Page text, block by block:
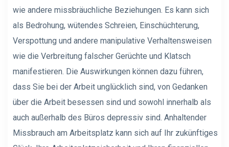
wie andere missbräuchliche Beziehungen. Es kann sich
als Bedrohung, wütendes Schreien, Einschüchterung,
Verspottung und andere manipulative Verhaltensweisen
wie die Verbreitung falscher Gerüchte und Klatsch
manifestieren. Die Auswirkungen können dazu führen,
dass Sie bei der Arbeit unglücklich sind, von Gedanken
über die Arbeit besessen sind und sowohl innerhalb als
auch außerhalb des Büros depressiv sind. Anhaltender
Missbrauch am Arbeitsplatz kann sich auf Ihr zukünftiges